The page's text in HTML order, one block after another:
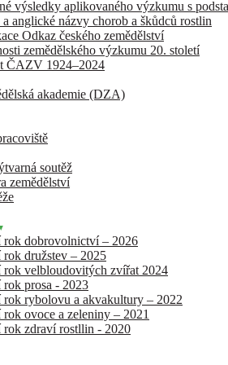
výsledky aplikovaného výzkumu s
a anglické názvy chorob a škůdců rostlin
Odkaz českého zemědělství
zemědělského výzkumu 20. století
ČAZV 1924–2024
akademie (DZA)
soutěž
zemědělství
rok dobrovolnictví – 2026
družstev – 2025
rok velbloudovitých zvířat 2024
prosa - 2023
rok rybolovu a akvakultury – 2022
ovoce a zeleniny – 2021
rok zdraví rostllin - 2020